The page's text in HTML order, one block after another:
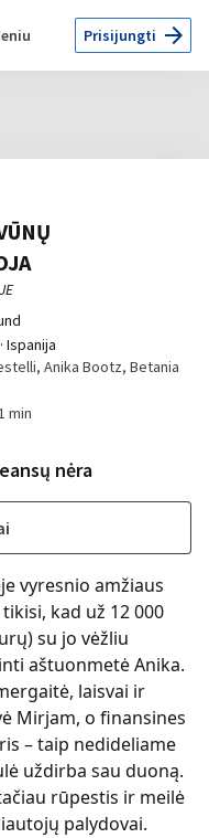
Prisijungti arrow_forward
Ispanija
Anika Bootz, Betania
min
nėra
vyresnio amžiaus
kad už 12 000
su jo vėžliu
aštuonmetė Anika.
laisvai ir
Mirjam, o finansines
– taip nedideliame
uždirba sau duoną.
rūpestis ir meilė
palydovai.